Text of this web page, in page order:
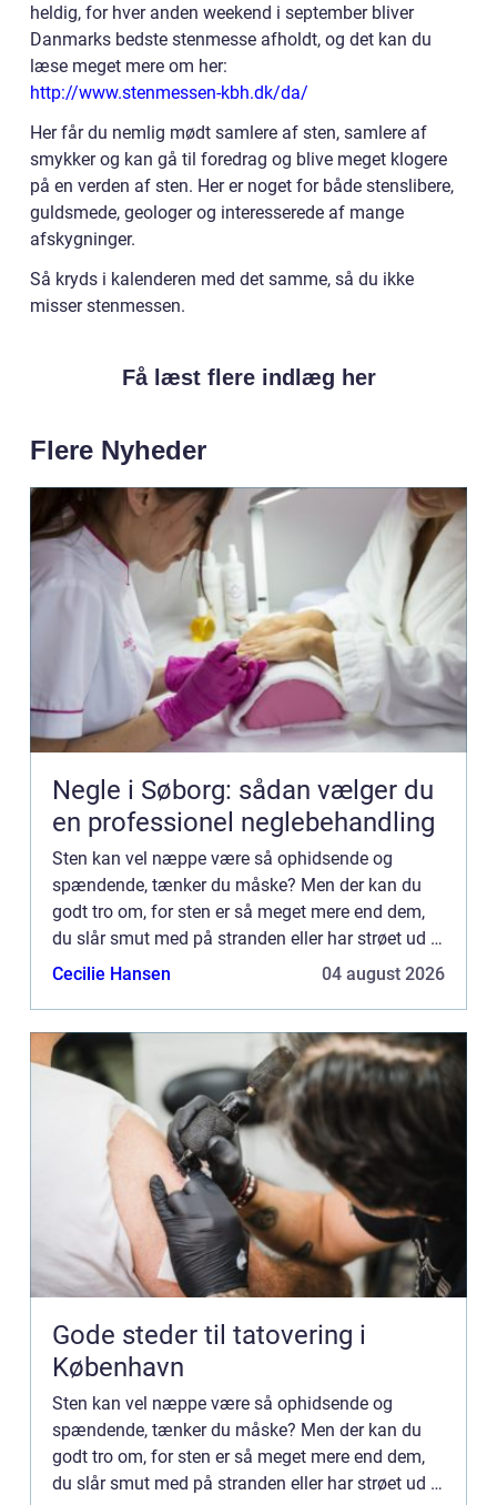
heldig, for hver anden weekend i september bliver
Danmarks bedste stenmesse afholdt, og det kan du
læse meget mere om her:
http://www.stenmessen-kbh.dk/da/
Her får du nemlig mødt samlere af sten, samlere af
smykker og kan gå til foredrag og blive meget klogere
på en verden af sten. Her er noget for både stenslibere,
guldsmede, geologer og interesserede af mange
afskygninger.
Så kryds i kalenderen med det samme, så du ikke
misser stenmessen.
Få læst flere indlæg her
Flere Nyheder
Negle i Søborg: sådan vælger du
en professionel neglebehandling
Sten kan vel næppe være så ophidsende og
spændende, tænker du måske? Men der kan du
godt tro om, for sten er så meget mere end dem,
du slår smut med på stranden eller har strøet ud i
mindre...
Cecilie Hansen 04 august 2026
Gode steder til tatovering i
København
Sten kan vel næppe være så ophidsende og
spændende, tænker du måske? Men der kan du
godt tro om, for sten er så meget mere end dem,
du slår smut med på stranden eller har strøet ud i